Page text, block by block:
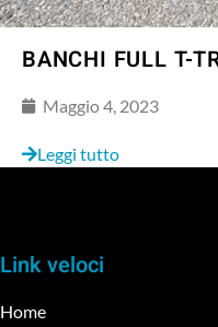
BANCHI FULL T-
Maggio 4, 2023
Leggi tutto
Link veloci
Home